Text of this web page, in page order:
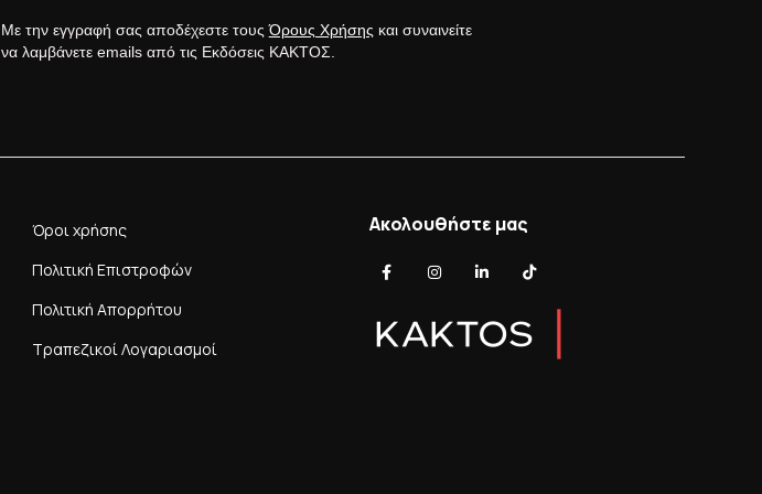
Με την εγγραφή σας αποδέχεστε τουςΌρους Χρήσης και συναινείτε
να λαμβάνετε emails από τις Εκδόσεις ΚΑΚΤΟΣ.
Όροι χρήσης
Πολιτική Επιστροφών
Πολιτική Απορρήτου
Τραπεζικοί Λογαριασμοί
Ακολουθήστε μας